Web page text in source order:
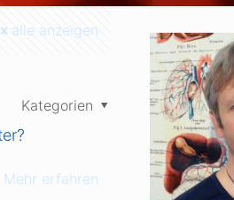
alle anzeigen
Kategorien
Mehr erfahren